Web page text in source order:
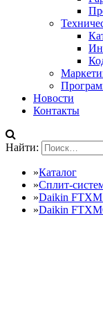
Новости
Контакты
Найти:
»Каталог
»Сплит-
»Daikin FTXM
»Daikin